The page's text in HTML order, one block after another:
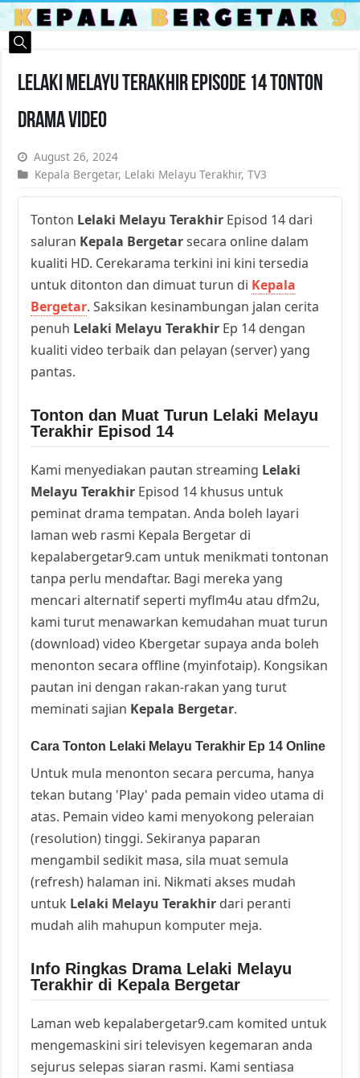
Lelaki Melayu Terakhir Episode 14 Tonton
Drama Video
August 26, 2024
Kepala Bergetar, Lelaki Melayu Terakhir,TV3
Tonton Lelaki Melayu Terakhir Episod 14 dari
saluran Kepala Bergetarsecara online dalam
kualiti HD. Cerekarama terkini ini kini tersedia
untuk ditonton dan dimuat turun di Kepala
Bergetar. Saksikan kesinambungan jalan cerita
penuh Lelaki Melayu Terakhir Ep 14 dengan
kualiti video terbaik dan pelayan (server) yang
pantas.
Tonton dan Muat Turun Lelaki Melayu
Terakhir Episod 14
Kami menyediakan pautan streaming Lelaki
Melayu Terakhir Episod 14 khusus untuk
peminat drama tempatan. Anda boleh layari
laman web rasmi Kepala Bergetar di
kepalabergetar9.cam untuk menikmati tontonan
tanpa perlu mendaftar. Bagi mereka yang
mencari alternatif seperti myflm4u atau dfm2u,
kami turut menawarkan kemudahan muat turun
(download) video Kbergetar supaya anda boleh
menonton secara offline (myinfotaip). Kongsikan
pautan ini dengan rakan-rakan yang turut
meminati sajian Kepala Bergetar.
Cara Tonton Lelaki Melayu Terakhir Ep 14 Online
Untuk mula menonton secara percuma, hanya
tekan butang 'Play' pada pemain video utama di
atas. Pemain video kami menyokong peleraian
(resolution) tinggi. Sekiranya paparan
mengambil sedikit masa, sila muat semula
(refresh) halaman ini. Nikmati akses mudah
untuk Lelaki Melayu Terakhir dari peranti
mudah alih mahupun komputer meja.
Info Ringkas Drama Lelaki Melayu
Terakhir di Kepala Bergetar
Laman web kepalabergetar9.cam komited untuk
mengemaskini siri televisyen kegemaran anda
sejurus selepas siaran rasmi. Kami sentiasa